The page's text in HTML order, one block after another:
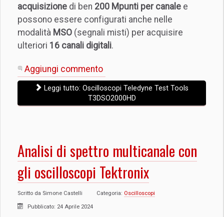
acquisizione di ben 200 Mpunti per canale e
possono essere configurati anche nelle
modalità MSO (segnali misti) per acquisire
ulteriori 16 canali digitali.
Aggiungi commento
Leggi tutto: Oscilloscopi Teledyne Test Tools
T3DSO2000HD
Analisi di spettro multicanale con
gli oscilloscopi Tektronix
Scritto da Simone Castelli Categoria: Oscilloscopi
Pubblicato: 24 Aprile 2024